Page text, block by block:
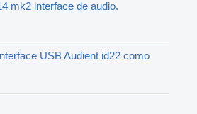
mk2 interface de audio.
USB Audient id22 como